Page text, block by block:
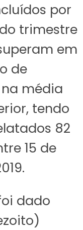
por
trimestre
em
de
média
tendo
82
15 de
dado